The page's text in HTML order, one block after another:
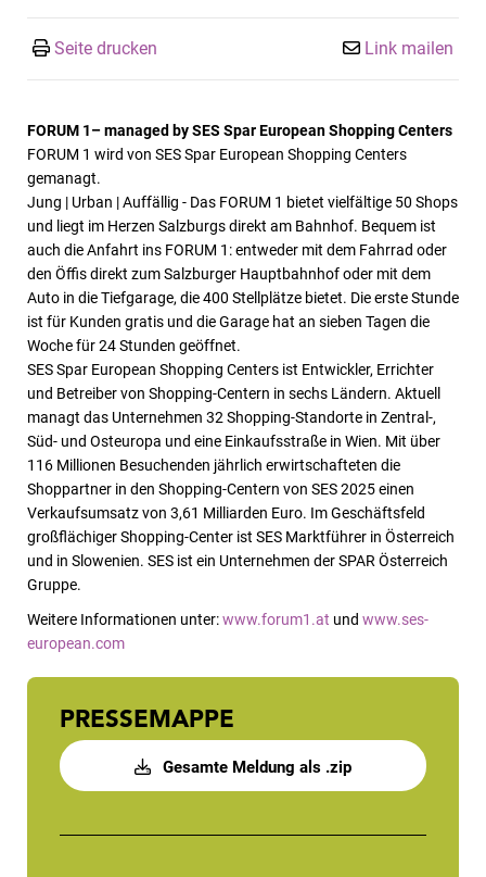
Seite drucken Link mailen
FORUM 1– managed by SES Spar European Shopping Centers
FORUM 1 wird von SES Spar European Shopping Centers
gemanagt.
Jung | Urban | Auffällig - Das FORUM 1 bietet vielfältige 50 Shops
und liegt im Herzen Salzburgs direkt am Bahnhof. Bequem ist
auch die Anfahrt ins FORUM 1: entweder mit dem Fahrrad oder
den Öffis direkt zum Salzburger Hauptbahnhof oder mit dem
Auto in die Tiefgarage, die 400 Stellplätze bietet. Die erste Stunde
ist für Kunden gratis und die Garage hat an sieben Tagen die
Woche für 24 Stunden geöffnet.
SES Spar European Shopping Centers ist Entwickler, Errichter
und Betreiber von Shopping-Centern in sechs Ländern. Aktuell
managt das Unternehmen 32 Shopping-Standorte in Zentral-,
Süd- und Osteuropa und eine Einkaufsstraße in Wien. Mit über
116 Millionen Besuchenden jährlich erwirtschafteten die
Shoppartner in den Shopping-Centern von SES 2025 einen
Verkaufsumsatz von 3,61 Milliarden Euro. Im Geschäftsfeld
großflächiger Shopping-Center ist SES Marktführer in Österreich
und in Slowenien. SES ist ein Unternehmen der SPAR Österreich
Gruppe.
Weitere Informationen unter:www.forum1.at und www.ses-
european.com
PRESSEMAPPE
Gesamte Meldung als .zip